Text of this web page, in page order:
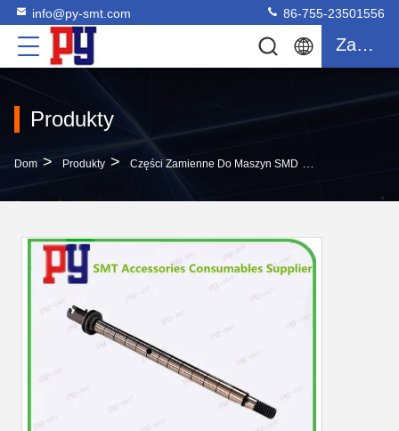
info@py-smt.com 86-755-23501556
Zacytować
Produkty
Dom > Produkty > Części Zamienne Do Maszyn SMD >